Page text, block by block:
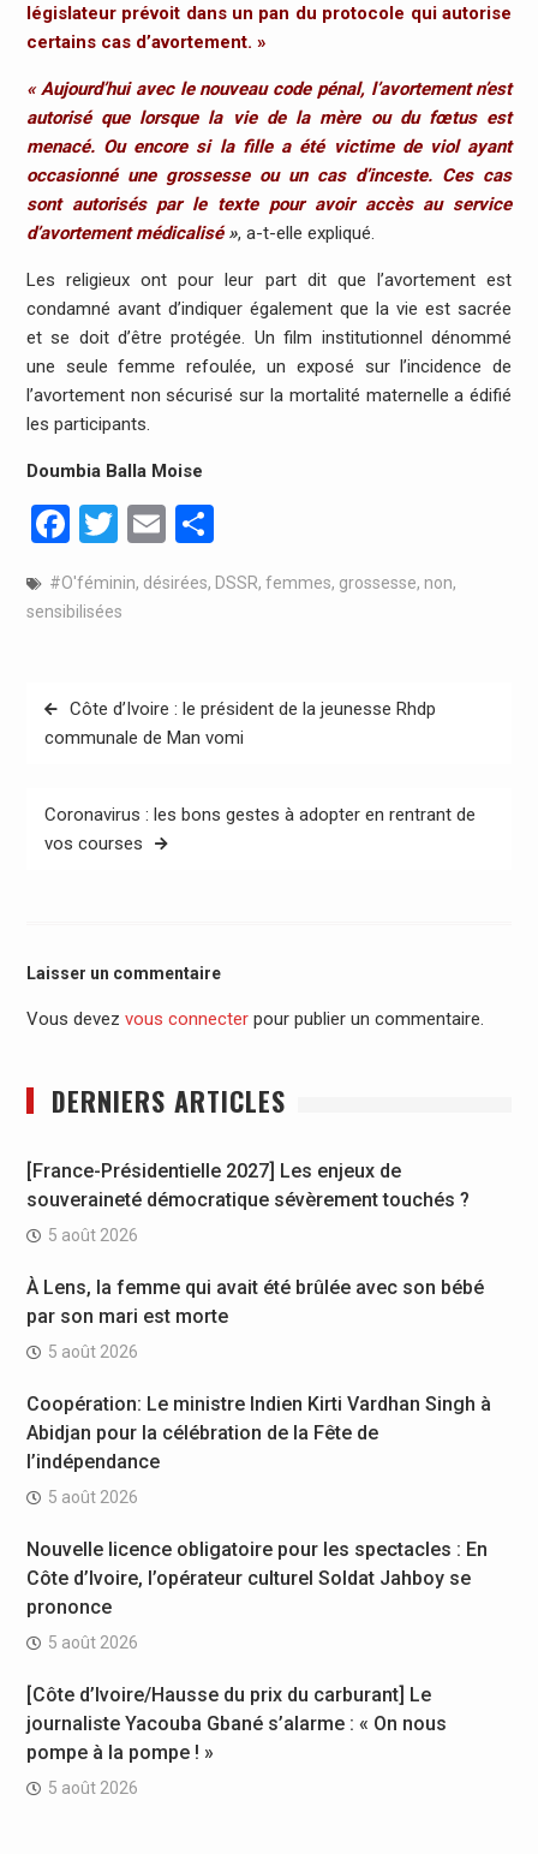
législateur prévoit dans un pan du protocole qui autorise
certains cas d’avortement. »
« Aujourd’hui avec le nouveau code pénal, l’avortement n’est
autorisé que lorsque la vie de la mère ou du fœtus est
menacé. Ou encore si la fille a été victime de viol ayant
occasionné une grossesse ou un cas d’inceste. Ces cas
sont autorisés par le texte pour avoir accès au service
d’avortement médicalisé», a-t-elle expliqué.
Les religieux ont pour leur part dit que l’avortement est
condamné avant d’indiquer également que la vie est sacrée
et se doit d’être protégée. Un film institutionnel dénommé
une seule femme refoulée, un exposé sur l’incidence de
l’avortement non sécurisé sur la mortalité maternelle a édifié
les participants.
Doumbia Balla Moise
Facebook
Twitter
EmailPartager
#O'féminin, désirées, DSSR, femmes, grossesse, non,
sensibilisées
Navigation
de
Côte d’Ivoire : le président de la jeunesse Rhdp
communale de Man vomi
Coronavirus : les bons gestes à adopter en rentrant de
vos courses
Laisser un commentaire
Vous devez vous connecterpour publier un commentaire.
DERNIERS ARTICLES
[France-Présidentielle 2027] Les enjeux de
souveraineté démocratique sévèrement touchés ?
5 août 2026
À Lens, la femme qui avait été brûlée avec son bébé
par son mari est morte
5 août 2026
Coopération: Le ministre Indien Kirti Vardhan Singh à
Abidjan pour la célébration de la Fête de
l’indépendance
5 août 2026
Nouvelle licence obligatoire pour les spectacles : En
Côte d’Ivoire, l’opérateur culturel Soldat Jahboy se
prononce
5 août 2026
[Côte d’Ivoire/Hausse du prix du carburant] Le
journaliste Yacouba Gbané s’alarme : « On nous
pompe à la pompe ! »
5 août 2026